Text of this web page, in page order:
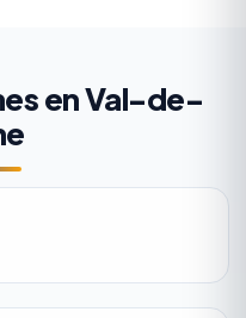
en Val-de-